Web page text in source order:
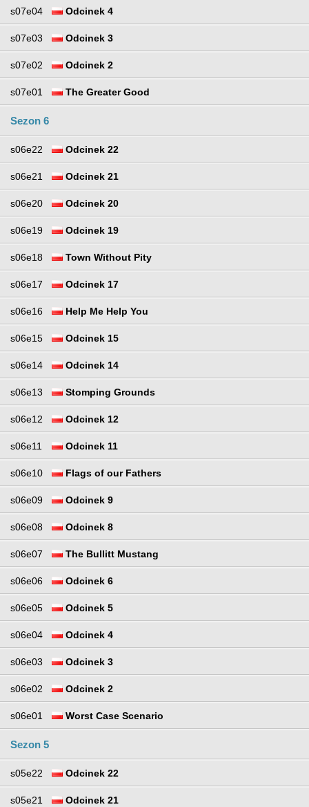
s07e04 Odcinek 4
s07e03 Odcinek 3
s07e02 Odcinek 2
s07e01 The Greater Good
Sezon 6
s06e22 Odcinek 22
s06e21 Odcinek 21
s06e20 Odcinek 20
s06e19 Odcinek 19
s06e18 Town Without Pity
s06e17 Odcinek 17
s06e16 Help Me Help You
s06e15 Odcinek 15
s06e14 Odcinek 14
s06e13 Stomping Grounds
s06e12 Odcinek 12
s06e11 Odcinek 11
s06e10 Flags of our Fathers
s06e09 Odcinek 9
s06e08 Odcinek 8
s06e07 The Bullitt Mustang
s06e06 Odcinek 6
s06e05 Odcinek 5
s06e04 Odcinek 4
s06e03 Odcinek 3
s06e02 Odcinek 2
s06e01 Worst Case Scenario
Sezon 5
s05e22 Odcinek 22
s05e21 Odcinek 21